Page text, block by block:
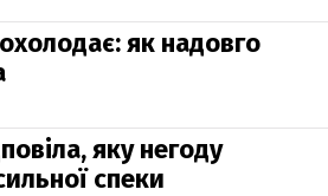
як надовго
яку негоду
спеки